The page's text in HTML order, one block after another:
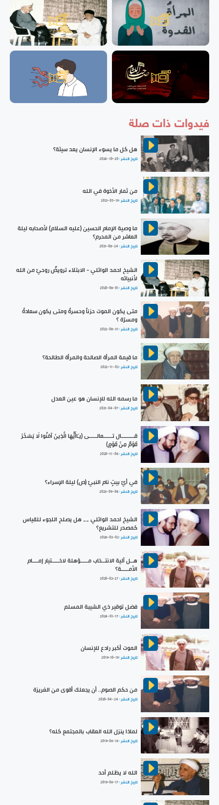
فيدوات ذات صلة
هل كل ما يسوء الإنسان يعد سيئة؟
تاريخ النشر :2024-10-20
من ثمار الأخوة في الله
تاريخ النشر :2021-05-19
ما وصية الإمام الحسين (عليه السلام) لأصحابه ليلة
العاشر من المحرم؟
تاريخ النشر : 2021-08-24
الشيخ احمد الوائلي - الابتلاء ترويضٌ روحيّ من الله
لأنبيائه
تاريخ النشر :2020-08-01
متى يكون الموت حزناً وحسرةً ومتى يكون سعادةً
ومسرّة ؟
تاريخ النشر :2022-08-31
ما قيمة المرأة الصالحة والمرأة الطالحة؟
تاريخ النشر :2022-11-02
ما رسمه الله للإنسان هو عين العدل
تاريخ النشر :2021-04-07
قـــــــــال تــــــعالـــــى (يـَاأَيُّهَا الَّذِينَ آمَنُوا لَا يَسْخَرْ
قَوْمٌ مِنْ قَوْمٍ)
تاريخ النشر :2020-11-06
في أيّ بيتٍ نام النبيّ (ص) ليلة الإسراء؟
تاريخ النشر :2023-09-08
الشيخ احمد الوائلي __ هل يصلح اللجوء للقياس
كمصدر للتشريع؟
تاريخ النشر :2026-03-02
هــل آلية الانتــخاب مـــــؤهلة لاخـــــتيار إمــــام
الأمـــــة؟
تاريخ النشر :2020-02-27
فضل توقير ذي الشيبة المسلم
تاريخ النشر :2024-01-17
الموت أكبر رادع للإنسان
تاريخ النشر :2019-10-19
من حكم الصوم.. أن يجعلك أقوى من الغريزة
تاريخ النشر : 2020-04-24
لماذا ينزل الله العقاب بالمجتمع كله؟
تاريخ النشر :2019-06-16
الله لا يظلم أحد
تاريخ النشر :2019-06-17